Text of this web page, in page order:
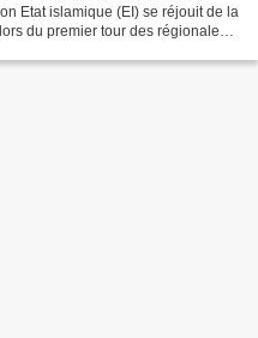
Etat islamique (EI) se réjouit de la
du premier tour des régionales.